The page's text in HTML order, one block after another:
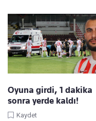
Oyuna girdi, 1 dakika
sonra yerde kaldı!
Kaydet